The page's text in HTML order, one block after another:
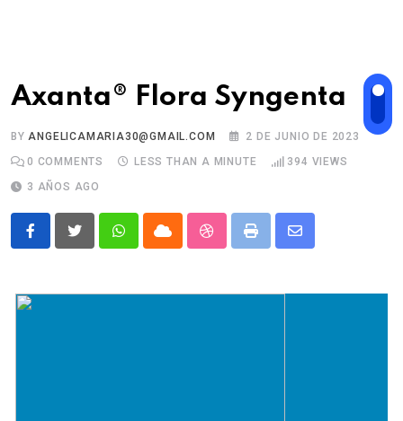
Axanta® Flora Syngenta
BYANGELICAMARIA30@GMAIL.COM
2 DE JUNIO DE 2023
0 COMMENTS LESS THAN A MINUTE 394 VIEWS
3 AÑOS AGO
WhatsappCloud StumbleUpon
Print
Share
Email